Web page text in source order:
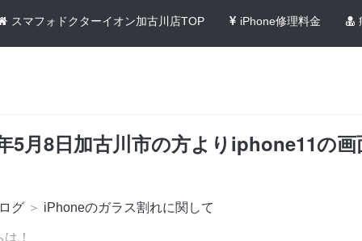
スマフォドクターイオン加古川店TOP iPhone修理料金
5月8日加古川市の方よりiphone11の画
グ ＞ iPhoneのガラス割れに関して
！